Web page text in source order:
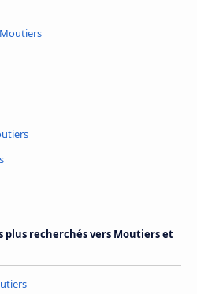
plus recherchés vers Moutiers et